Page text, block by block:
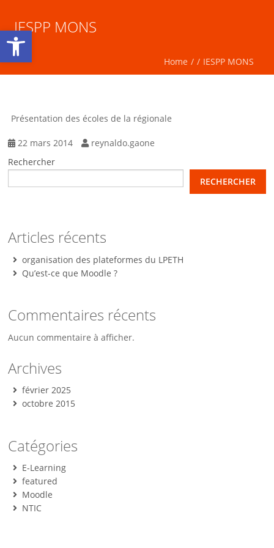
Ouvrir la barre d’outils
RECHERCHE
IESPP MONS
Home / / IESPP MONS
Présentation des écoles de la régionale
22 mars 2014
reynaldo.gaone
Rechercher
RECHERCHER
Articles récents
organisation des plateformes du LPETH
Qu’est-ce que Moodle ?
Commentaires récents
Aucun commentaire à afficher.
Archives
février 2025
octobre 2015
Catégories
E-Learning
featured
Moodle
NTIC